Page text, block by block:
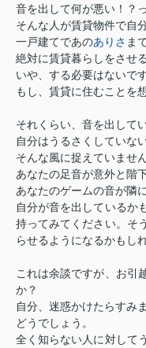
音を出して何が悪い！？
そんな人が賃貸物件で自
一戸建てであのありさ ま
絶対に賃貸暮らしをさせ
いや、する必要はないで
もし、賃貸に住むことを
それくらい、音を出して
自分はうるさくしていな
そんな風に捉えていませ
あなたの足音が意外と階
あなたのゲームの音が隣
自分が音を出しているか
持ってみてください。そ
らせるようになるかもし
これは余談ですが、お引
か？
自分、迷惑かけたらすみ
どうでしょう。
全く知らない人に対して